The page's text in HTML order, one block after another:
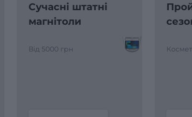
Сучасні штатні
магнітоли
Від 5000 грн